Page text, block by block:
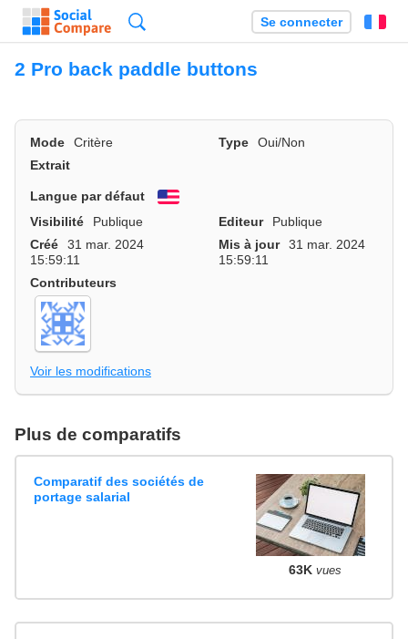
Se connecter
2 Pro back paddle buttons
Mode Critère Type
Oui/Non
Extrait
Langue par défaut
English
Visibilité
Publique Editeur
Publique
Créé
31 mar. 2024
15:59:11
Mis à jour
31 mar. 2024
15:59:11
Contributeurs
Voir les modifications
Plus de comparatifs
Comparatif des sociétés de
portage salarial
63K vues